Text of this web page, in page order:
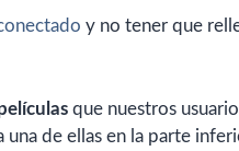
y no tener que
que nuestros
de ellas en la parte